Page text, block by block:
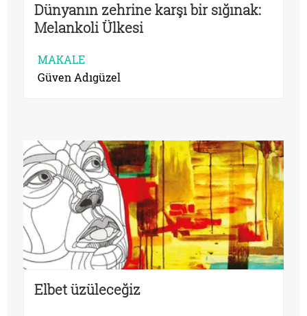
Dünyanın zehrine karşı bir sığınak:
Melankoli Ülkesi
MAKALE
Güven Adıgüzel
Elbet üzüleceğiz